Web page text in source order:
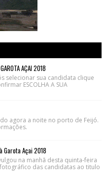
AÇAI 2018
sua candidata clique
ESCOLHA A SUA
agora a noite no porto de Feijó.
Garota Açai 2018
na manhã desta quinta-feira
das candidatas ao titulo